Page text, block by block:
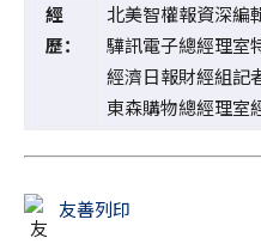
經
歷：
北美智權報資深編
驊訊電子總經理室
經濟日報財經組記
東森購物總經理室
友善列印